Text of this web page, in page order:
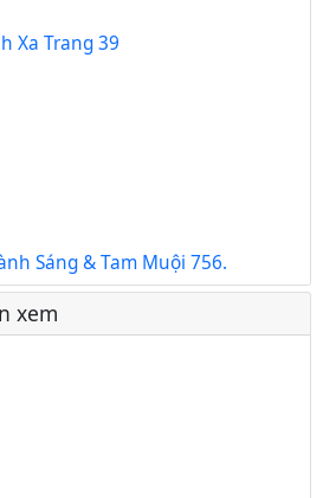
Xa Trang 39
Sáng & Tam Muội 756.
xem